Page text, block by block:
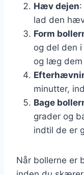
Hæv dejen
lad den
Form
og del den
og læg dem
minutter,
Bage
grader og
indtil de er
Når bollerne er